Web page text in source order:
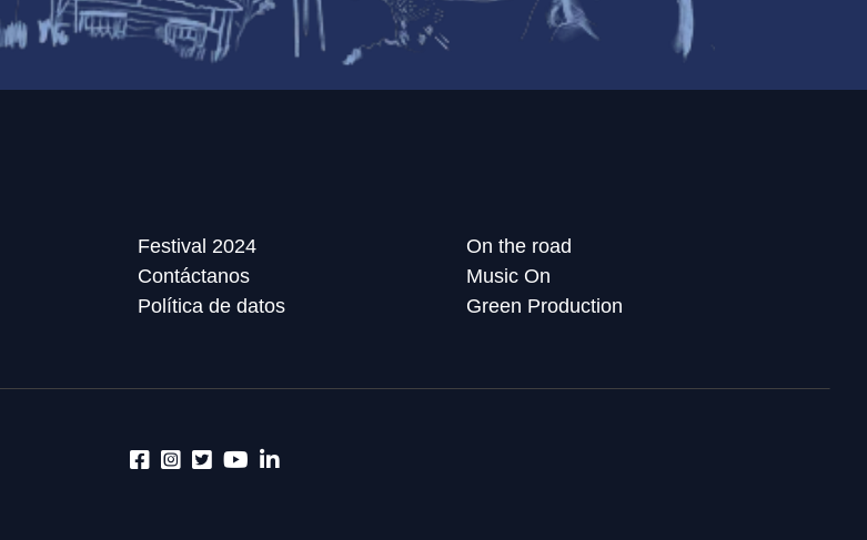
Festival 2024
Contáctanos
Política de datos
On the road
Music On
Green Production